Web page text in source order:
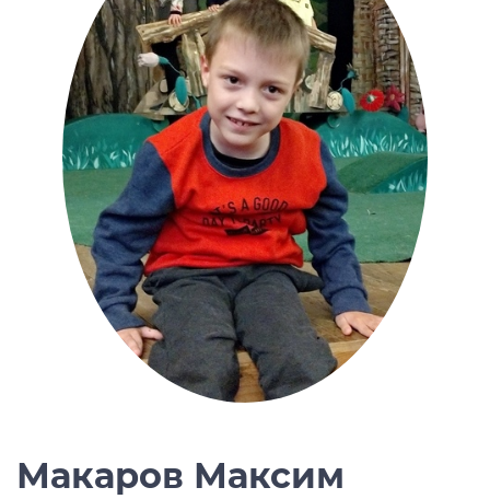
Макаров Максим